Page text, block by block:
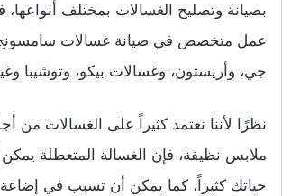
بصيانة وتصليح الغسالات بمختلف أنواعها،
عمل متخصص في صيانة غسالات
جي، وأريستون، وغسالات بيكو، وتوشيبا
نظرًا لأننا نعتمد كثيراً على الغسالات
ملابس نظيفة، فإن الغسالة المتعطلة
حياتك كثيراً، كما يمكن أن تسبب في